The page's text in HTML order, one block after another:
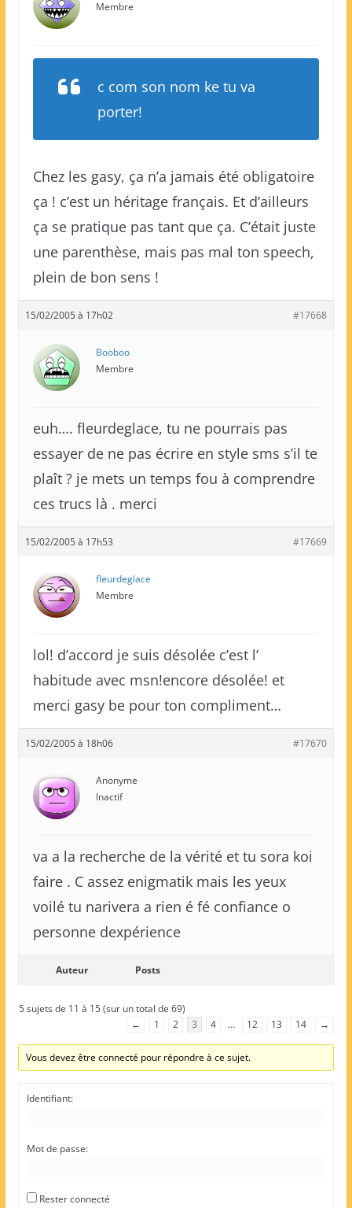
Membre
c com son nom ke tu va
porter!
Chez les gasy, ça n’a jamais été obligatoire
ça ! c’est un héritage français. Et d’ailleurs
ça se pratique pas tant que ça. C’était juste
une parenthèse, mais pas mal ton speech,
plein de bon sens !
15/02/2005 à 17h02 #17668
Booboo
Membre
euh…. fleurdeglace, tu ne pourrais pas
essayer de ne pas écrire en style sms s’il te
plaît ? je mets un temps fou à comprendre
ces trucs là . merci
15/02/2005 à 17h53 #17669
fleurdeglace
Membre
lol! d’accord je suis désolée c’est l’
habitude avec msn!encore désolée! et
merci gasy be pour ton compliment…
15/02/2005 à 18h06 #17670
Anonyme
Inactif
va a la recherche de la vérité et tu sora koi
faire . C assez enigmatik mais les yeux
voilé tu narivera a rien é fé confiance o
personne dexpérience
Auteur Posts
5 sujets de 11 à 15 (sur un total de 69)
←
1 2 3 4 … 12 13 14 →
Vous devez être connecté pour répondre à ce sujet.
Identifiant:
Mot de passe:
Rester connecté